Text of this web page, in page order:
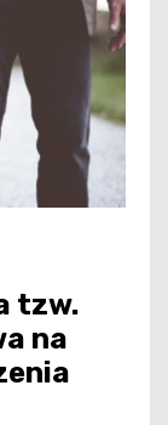
tzw.
na